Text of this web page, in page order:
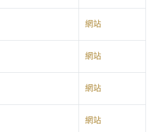
網站
網站
網站
網站